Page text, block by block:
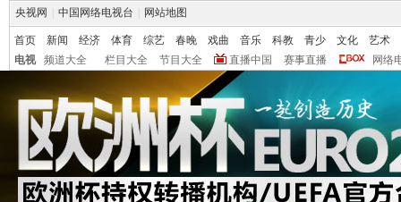
央视网 中国网络电视台 网站地图
首页 新闻 经济 体育 综艺 春晚 戏曲 音乐 科教 青少 文化
艺术
电视
频道大全 栏目大全 节目大全 直播中国 赛事直播 网络